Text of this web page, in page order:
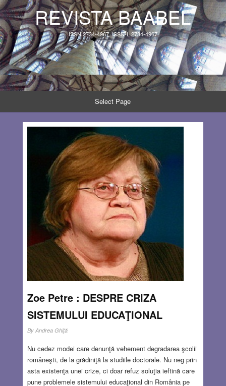
REVISTA BAABEL
ISSN 2734-4967, ISSN-L 2734-4967
Select Page
Zoe Petre : DESPRE CRIZA
SISTEMULUI EDUCAŢIONAL
By Andrea Ghiţă
Nu cedez modei care denunţă vehement degradarea şcolii
româneşti, de la grădiniţă la studiile doctorale. Nu neg prin
asta existenţa unei crize, ci doar refuz soluţia ieftină care
pune problemele sistemului educaţional din România pe